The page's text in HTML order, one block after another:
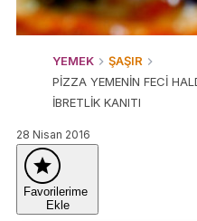
YEMEK
ŞAŞIR
PİZZA YEMENİN FECİ
İBRETLİK KANITI
28 Nisan 2016
Favorilerime
Ekle